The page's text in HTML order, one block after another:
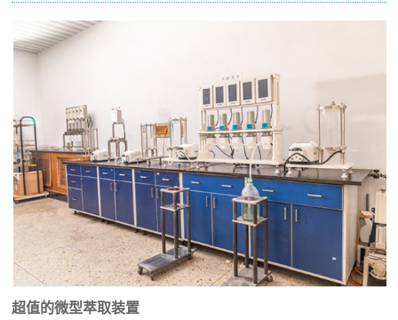
超值的微型萃取装置